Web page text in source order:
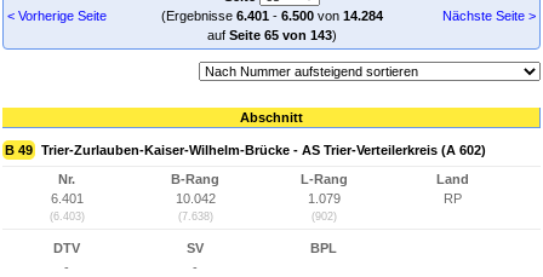
< Vorherige Seite
(Ergebnisse 6.401- 6.500von 14.284
auf Seite 65 von 143)
Nächste Seite >
Abschnitt
B 49 Trier-Zurlauben-Kaiser-Wilhelm-Brücke - AS Trier-Verteilerkreis (A 602)
Nr.
6.401
(6.403)
B-Rang
10.042
(7.638)
L-Rang
1.079
(902)
Land
RP
DTV
-
SV
-
BPL